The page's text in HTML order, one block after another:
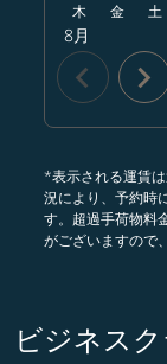
木
8月
金 土
chevron_left chevron_right
*表示される運賃
況により、予約時
す。超過手荷物料
がございますので
ビジネス